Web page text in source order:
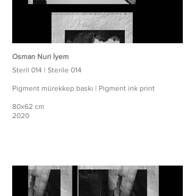
Osman Nuri İyem
Steril 014 | Sterile 014
Pigment mürekkep baskı | Pigment ink print
80x62 cm
2020